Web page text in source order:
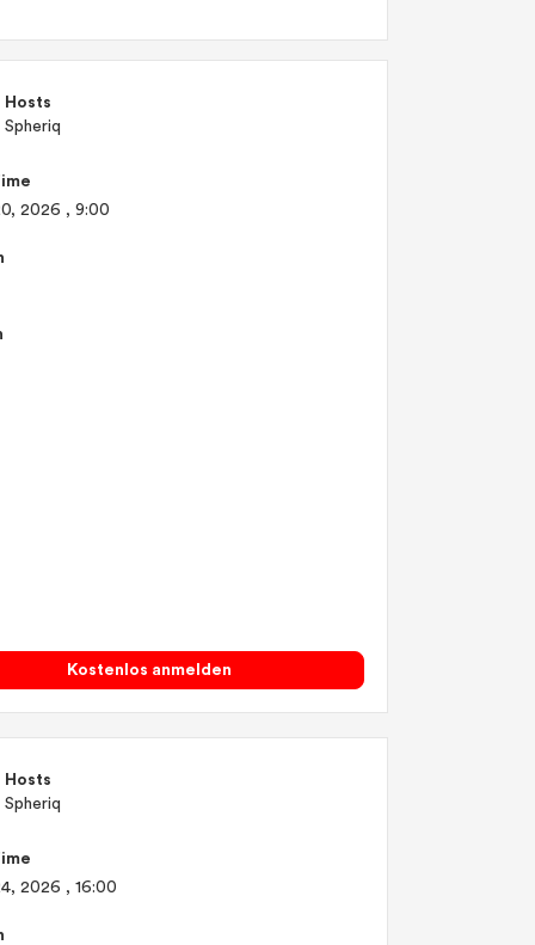
Hosts
Spheriq
2026 , 9:00
Kostenlos anmelden
Hosts
Spheriq
2026 , 16:00